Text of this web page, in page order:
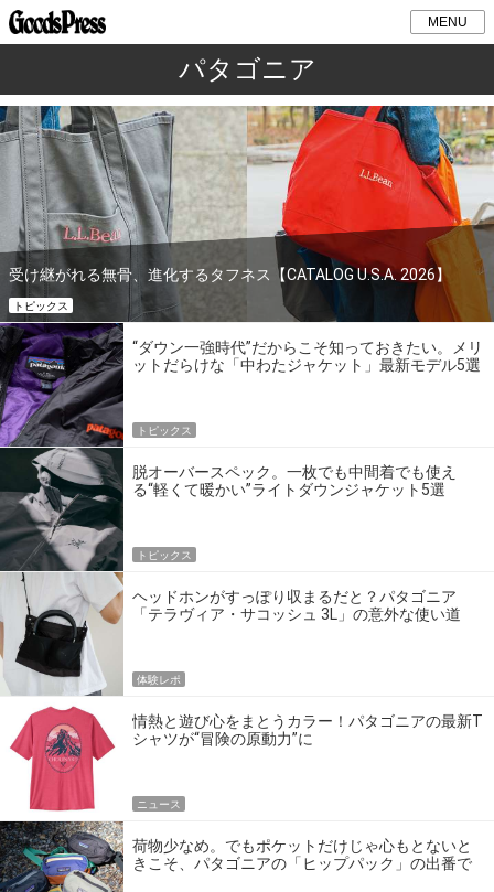
MENU
パタゴニア
受け継がれる無骨、進化するタフネス【CATALOG U.S.A. 2026】
トピックス
“ダウン一強時代”だからこそ知っておきたい。メリ
ットだらけな「中わたジャケット」最新モデル5選
トピックス
脱オーバースペック。一枚でも中間着でも使え
る“軽くて暖かい”ライトダウンジャケット5選
トピックス
ヘッドホンがすっぽり収まるだと？パタゴニア
「テラヴィア・サコッシュ 3L」の意外な使い道
体験レポ
情熱と遊び心をまとうカラー！パタゴニアの最新T
シャツが“冒険の原動力”に
ニュース
荷物少なめ。でもポケットだけじゃ心もとないと
きこそ、パタゴニアの「ヒップパック」の出番で